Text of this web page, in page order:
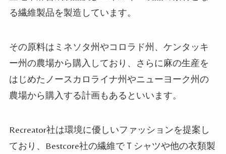
る繊維製品を製造しています。
その原料はミネソタ州やコロラド州、ケンタッキ
ー州の農場から購入しており、さらに麻の生産を
はじめたノースカロライナ州やニューヨーク州の
農場から購入する計画もあるといいます。
Recreator社は環境に優しいファッションを提案し
ており、Bestcore社の繊維でＴシャツや他の衣類製